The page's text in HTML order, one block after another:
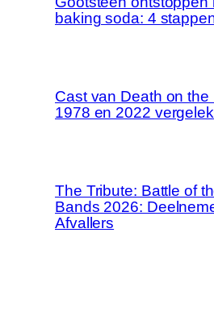
baking soda: 4
Cast van Death on the
1978 en 2022
The Tribute: Battle of
Bands 2026:
Afvallers